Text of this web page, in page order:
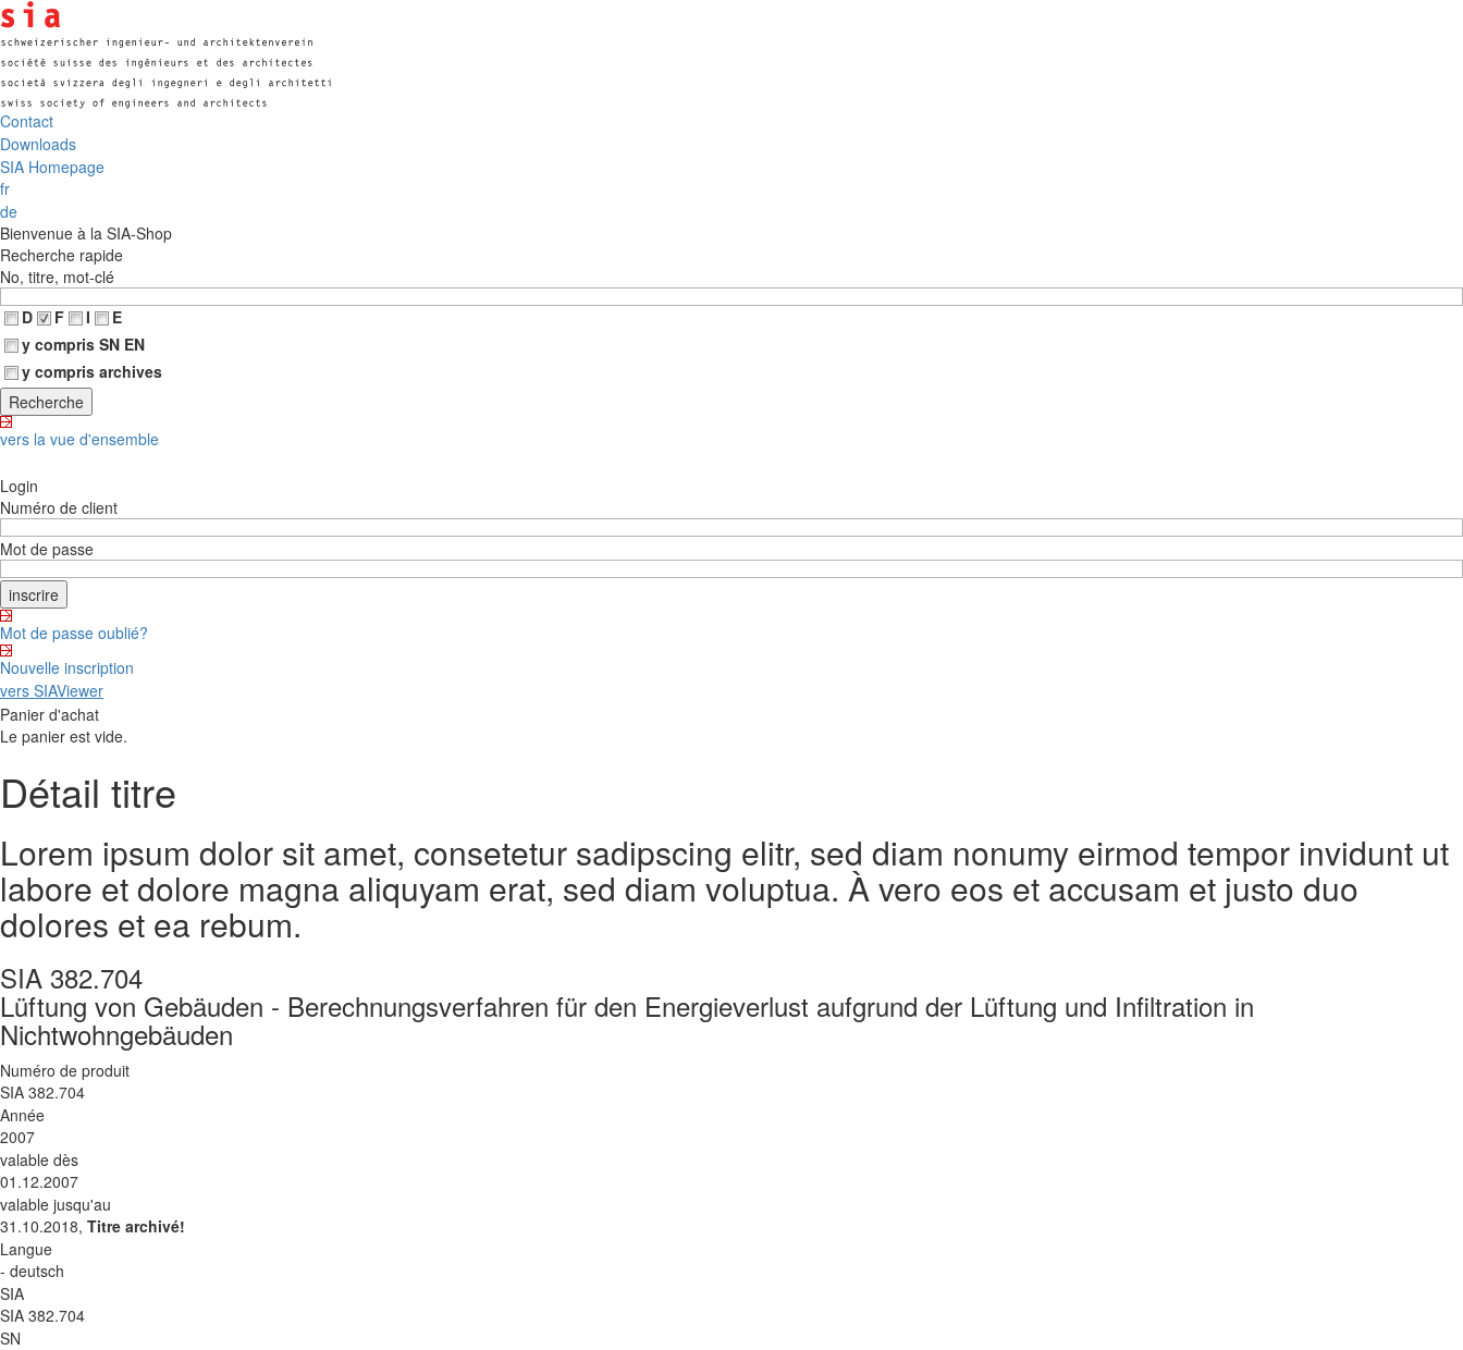
Contact
Downloads
SIA Homepage
fr
de
Bienvenue à la SIA-Shop
Recherche rapide
No, titre, mot-clé
D
F I
E
y compris SN EN
y compris archives
vers la vue d'ensemble
Login
Numéro de client
Mot de passe
Mot de passe oublié?
Nouvelle inscription
vers SIAViewer
Panier d'achat
Le panier est vide.
Détail titre
Lorem ipsum dolor sit amet, consetetur sadipscing elitr, sed diam nonumy eirmod tempor invidunt ut
labore et dolore magna aliquyam erat, sed diam voluptua. À vero eos et accusam et justo duo
dolores et ea rebum.
SIA 382.704
Lüftung von Gebäuden - Berechnungsverfahren für den Energieverlust aufgrund der Lüftung und Infiltration in
Nichtwohngebäuden
Numéro de produit
SIA 382.704
Année
2007
valable dès
01.12.2007
valable jusqu'au
31.10.2018, Titre archivé!
Langue
- deutsch
SIA
SIA 382.704
SN